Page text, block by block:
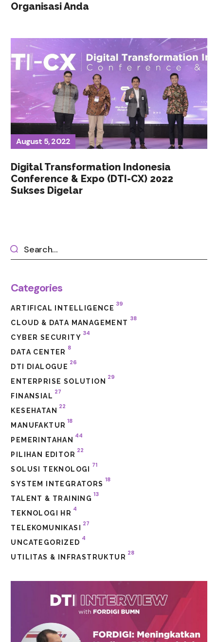
Organisasi Anda
August 5, 2022
Digital Transformation Indonesia
Conference & Expo (DTI-CX) 2022
Sukses Digelar
Categories
ARTIFICAL INTELLIGENCE
39
CLOUD & DATA MANAGEMENT
38
CYBER SECURITY
34
DATA CENTER
8
DTI DIALOGUE
26
ENTERPRISE SOLUTION
29
FINANSIAL
27
KESEHATAN
22
MANUFAKTUR
18
PEMERINTAHAN
44
PILIHAN EDITOR
22
SOLUSI TEKNOLOGI
71
SYSTEM INTEGRATORS
18
TALENT & TRAINING
13
TEKNOLOGI HR
4
TELEKOMUNIKASI
27
UNCATEGORIZED
4
UTILITAS & INFRASTRUKTUR
28